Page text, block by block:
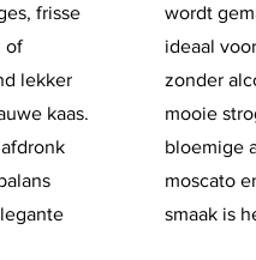
frisse
of
lekker
kaas.
wordt
ideaal
zonder
mooie
bloemige
moscato
smaak is